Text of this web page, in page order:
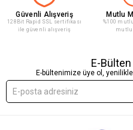
Güvenli Alışveriş
128Bit Rapid SSL sertifikası
ile güvenli alışveriş
Mutlu
%100
mutlu
E-
E-bültenimize üye ol,